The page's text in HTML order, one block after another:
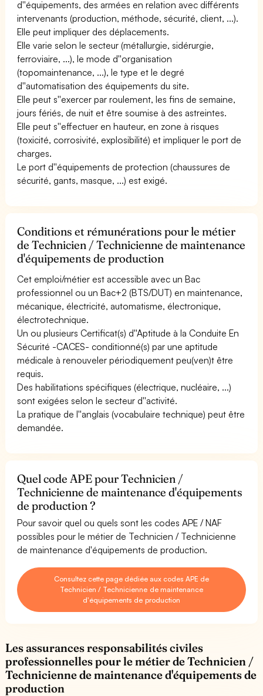
d''équipements, des armées en relation avec différents
intervenants (production, méthode, sécurité, client, ...).
Elle peut impliquer des déplacements.
Elle varie selon le secteur (métallurgie, sidérurgie,
ferroviaire, ...), le mode d''organisation
(topomaintenance, ...), le type et le degré
d''automatisation des équipements du site.
Elle peut s''exercer par roulement, les fins de semaine,
jours fériés, de nuit et être soumise à des astreintes.
Elle peut s''effectuer en hauteur, en zone à risques
(toxicité, corrosivité, explosibilité) et impliquer le port de
charges.
Le port d''équipements de protection (chaussures de
sécurité, gants, masque, ...) est exigé.
Conditions et rémunérations pour le métier
de Technicien / Technicienne de maintenance
d'équipements de production
Cet emploi/métier est accessible avec un Bac
professionnel ou un Bac+2 (BTS/DUT) en maintenance,
mécanique, électricité, automatisme, électronique,
électrotechnique.
Un ou plusieurs Certificat(s) d''Aptitude à la Conduite En
Sécurité -CACES- conditionné(s) par une aptitude
médicale à renouveler périodiquement peu(ven)t être
requis.
Des habilitations spécifiques (électrique, nucléaire, ...)
sont exigées selon le secteur d''activité.
La pratique de l''anglais (vocabulaire technique) peut être
demandée.
Quel code APE pour Technicien /
Technicienne de maintenance d'équipements
de production ?
Pour savoir quel ou quels sont les codes APE / NAF
possibles pour le métier de Technicien / Technicienne
de maintenance d'équipements de production.
Consultez cette page dédiée aux codes APE de
Technicien / Technicienne de maintenance
d'équipements de production
Les assurances responsabilités civiles
professionnelles pour le métier de Technicien /
Technicienne de maintenance d'équipements de
production